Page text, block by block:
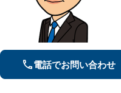
電話でお問い合わせ